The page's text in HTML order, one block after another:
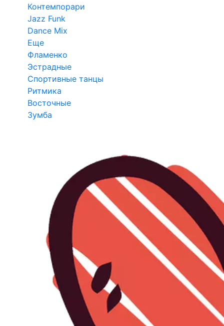
Контемпорари
Jazz Funk
Dance Mix
Еще
Фламенко
Эстрадные
Спортивные танцы
Ритмика
Восточные
Зумба